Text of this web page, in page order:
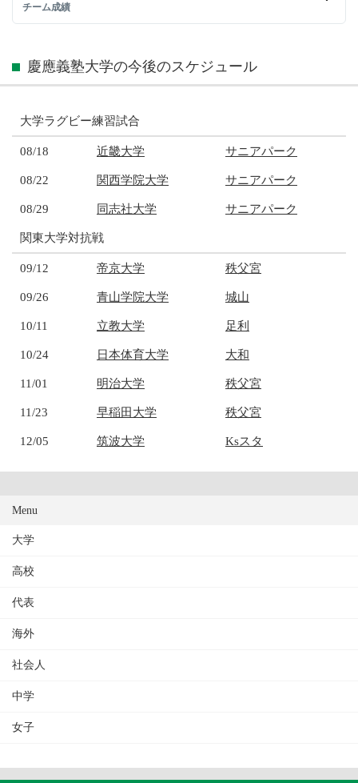
チーム成績
慶應義塾大学の今後のスケジュール
大学ラグビー練習試合
08/18 近畿大学 サニアパーク
08/22 関西学院大学 サニアパーク
08/29 同志社大学 サニアパーク
関東大学対抗戦
09/12 帝京大学 秩父宮
09/26 青山学院大学 城山
10/11 立教大学 足利
10/24 日本体育大学 大和
11/01 明治大学 秩父宮
11/23 早稲田大学 秩父宮
12/05 筑波大学 Ksスタ
Menu
大学
高校
代表
海外
社会人
中学
女子